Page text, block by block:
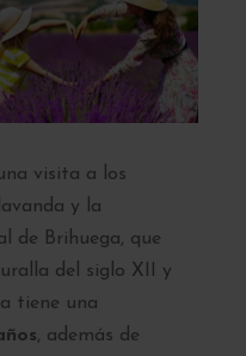
visita a los
y la
de Brihuega, que
del siglo XII y
tiene una
, además de